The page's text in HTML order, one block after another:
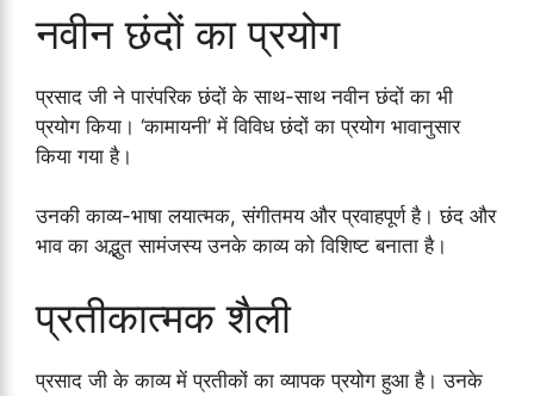
नवीन छंदों का प्रयोग
प्रसाद जी ने पारंपरिक छंदों के साथ-साथ नवीन छंदों का भी
प्रयोग किया। ‘कामायनी’ में विविध छंदों का प्रयोग भावानुसार
किया गया है।
उनकी काव्य-भाषा लयात्मक, संगीतमय और प्रवाहपूर्ण है। छंद और
भाव का अद्भुत सामंजस्य उनके काव्य को विशिष्ट बनाता है।
प्रतीकात्मक शैली
प्रसाद जी के काव्य में प्रतीकों का व्यापक प्रयोग हुआ है। उनके